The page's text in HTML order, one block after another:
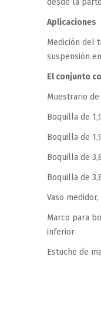
desde la
Aplicaciones
Medición del
suspensión
El conjunto
Muestrario
Boquilla de
Boquilla de
Boquilla de
Boquilla de
Vaso
Marco para
inferior
Estuche de